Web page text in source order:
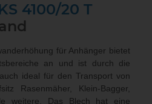
4100/20 T
für Anhänger bietet
an und ist durch die
ideal für den Transport von
Rasenmäher, Klein-Bagger,
weitere. Das Blech hat eine